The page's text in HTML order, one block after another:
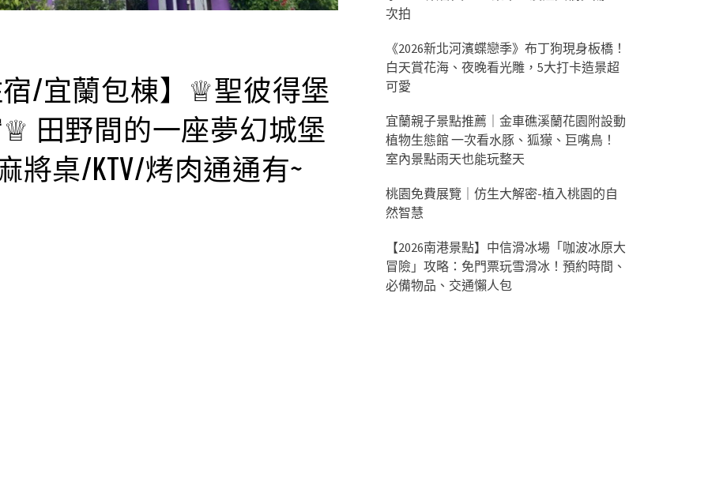
/宜蘭包棟】♕聖彼得堡
田野間的一座夢幻城堡
將桌/KTV/烤肉通通有~
次拍
《2026新北河濱蝶戀季》布丁狗現身板橋！
白天賞花海、夜晚看光雕，5大打卡造景超
可愛
宜蘭親子景點推薦｜金車礁溪蘭花園附設動
植物生態館 一次看水豚、狐獴、巨嘴鳥！
室內景點雨天也能玩整天
桃園免費展覽｜仿生大解密-植入桃園的自
然智慧
【2026南港景點】中信滑冰場「咖波冰原大
冒險」攻略：免門票玩雪滑冰！預約時間、
必備物品、交通懶人包